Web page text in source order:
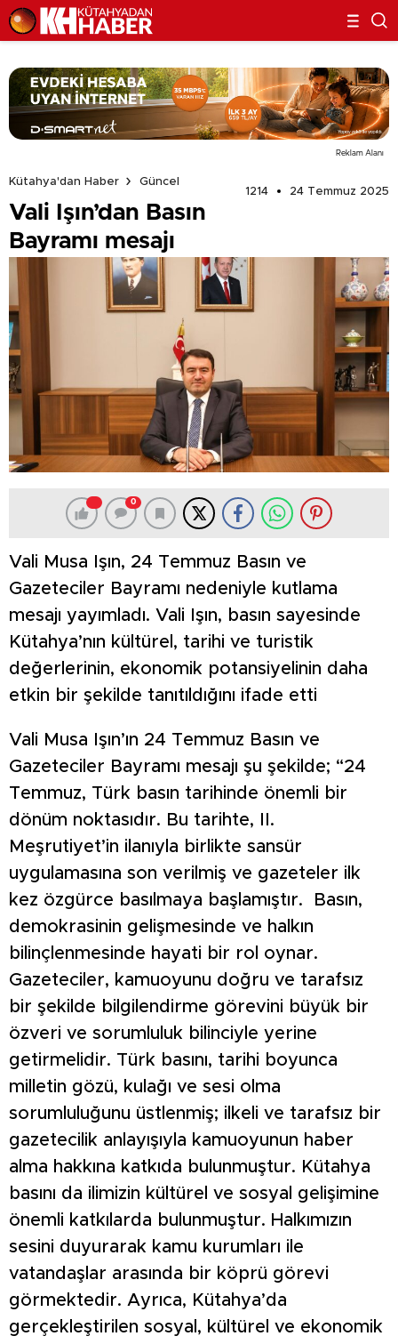
Reklam Alanı
Kütahya'dan Haber
Güncel
1214
24 Temmuz 2025
Vali Işın’dan Basın
Bayramı mesajı
0
Vali Musa Işın, 24 Temmuz Basın ve
Gazeteciler Bayramı nedeniyle kutlama
mesajı yayımladı. Vali Işın, basın sayesinde
Kütahya’nın kültürel, tarihi ve turistik
değerlerinin, ekonomik potansiyelinin daha
etkin bir şekilde tanıtıldığını ifade etti
Vali Musa Işın’ın 24 Temmuz Basın ve
Gazeteciler Bayramı mesajı şu şekilde; “24
Temmuz, Türk basın tarihinde önemli bir
dönüm noktasıdır. Bu tarihte, II.
Meşrutiyet’in ilanıyla birlikte sansür
uygulamasına son verilmiş ve gazeteler ilk
kez özgürce basılmaya başlamıştır. Basın,
demokrasinin gelişmesinde ve halkın
bilinçlenmesinde hayati bir rol oynar.
Gazeteciler, kamuoyunu doğru ve tarafsız
bir şekilde bilgilendirme görevini büyük bir
özveri ve sorumluluk bilinciyle yerine
getirmelidir. Türk basını, tarihi boyunca
milletin gözü, kulağı ve sesi olma
sorumluluğunu üstlenmiş; ilkeli ve tarafsız bir
gazetecilik anlayışıyla kamuoyunun haber
alma hakkına katkıda bulunmuştur. Kütahya
basını da ilimizin kültürel ve sosyal gelişimine
önemli katkılarda bulunmuştur. Halkımızın
sesini duyurarak kamu kurumları ile
vatandaşlar arasında bir köprü görevi
görmektedir. Ayrıca, Kütahya’da
gerçekleştirilen sosyal, kültürel ve ekonomik